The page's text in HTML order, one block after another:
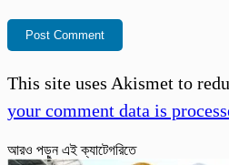
This site uses Akismet to
your comment data is
আরও পড়ুন এই ক্যাটেগরিতে